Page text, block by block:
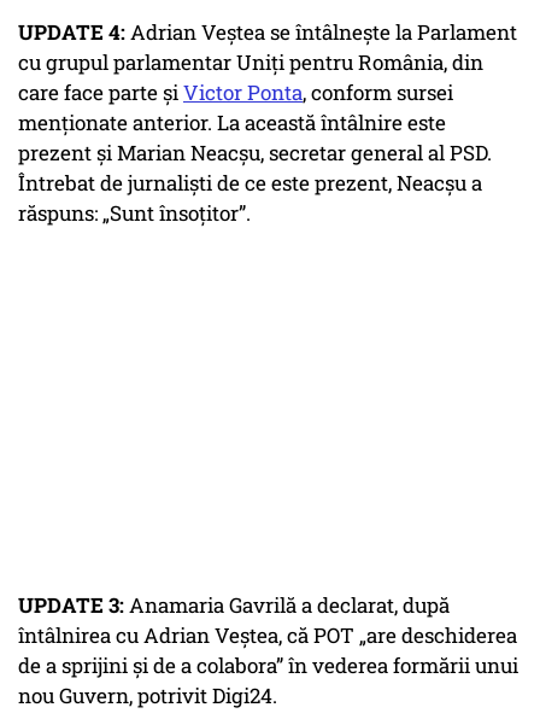
UPDATE 4:Adrian Veștea se întâlnește la Parlament
cu grupul parlamentar Uniți pentru România, din
care face parte șiVictor Ponta, conform sursei
menționate anterior. La această întâlnire este
prezent și Marian Neacșu, secretar general al PSD.
Întrebat de jurnaliști de ce este prezent, Neacșu a
răspuns: „Sunt însoțitor”.
UPDATE 3:Anamaria Gavrilă a declarat, după
întâlnirea cu Adrian Veștea, că POT „are deschiderea
de a sprijini și de a colabora” în vederea formării unui
nou Guvern, potrivit Digi24.